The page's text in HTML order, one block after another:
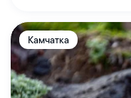
Камчатка